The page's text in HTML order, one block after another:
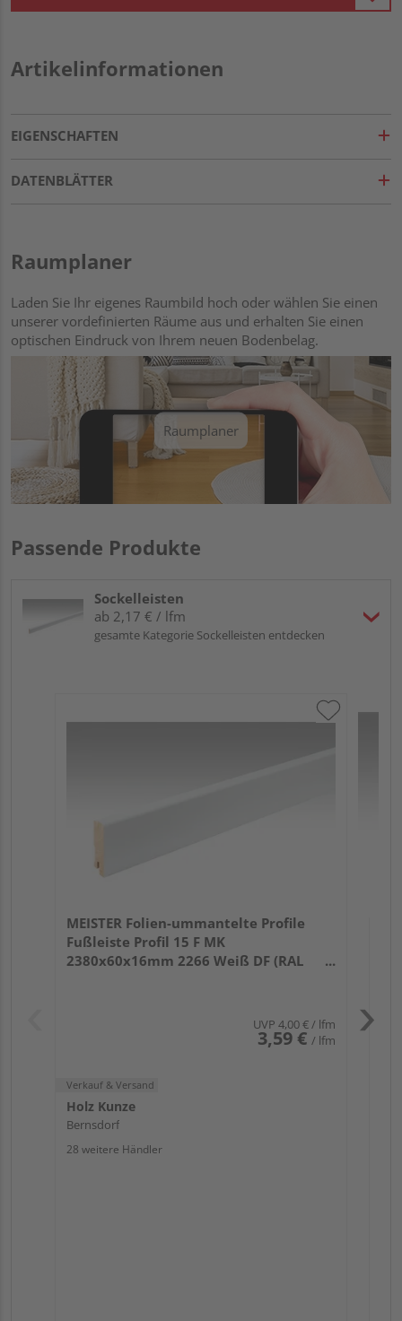
Artikelinformationen
EIGENSCHAFTEN
DATENBLÄTTER
Raumplaner
Laden Sie Ihr eigenes Raumbild hoch oder wählen Sie einen
unserer vordefinierten Räume aus und erhalten Sie einen
optischen Eindruck von Ihrem neuen Bodenbelag.
Raumplaner
Passende Produkte
Sockelleisten
ab 2,17 € / lfm
gesamte Kategorie Sockelleisten entdecken
MEISTER Folien-ummantelte Profile
Fußleiste Profil 15 F MK
2380x60x16mm 2266 Weiß DF (RAL
UVP 4,00 €/ lfm
3,59 € / lfm
Verkauf & Versand
Holz Kunze
Bernsdorf
28 weitere Händler